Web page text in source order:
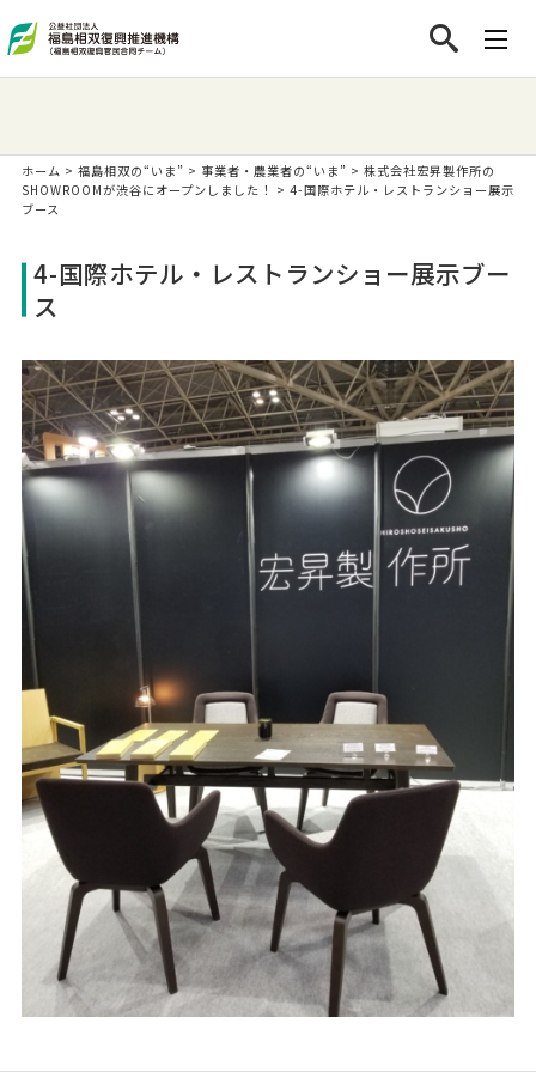
ホーム > 福島相双の“いま” > 事業者・農業者の“いま” > 株式会社宏昇製作所の
SHOWROOMが渋谷にオープンしました！ > 4-国際ホテル・レストランショー展示
ブース
4-国際ホテル・レストランショー展示ブー
ス